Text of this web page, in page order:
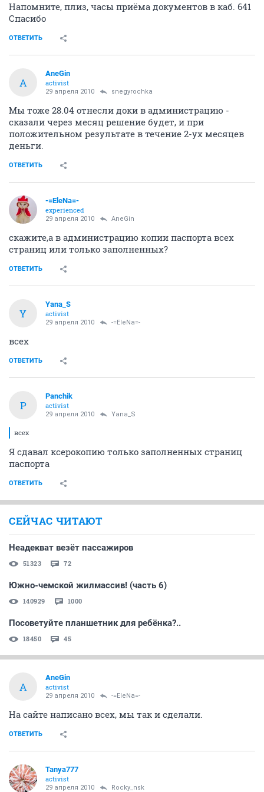
Напомните, плиз, часы приёма документов в каб. 641
Спасибо
ОТВЕТИТЬ
A
AneGin
activist
29 апреля 2010 snegyrochka
Мы тоже 28.04 отнесли доки в администрацию -
сказали через месяц решение будет, и при
положительном результате в течение 2-ух месяцев
деньги.
ОТВЕТИТЬ
-=EleNa=-
experienced
29 апреля 2010 AneGin
скажите,а в администрацию копии паспорта всех
страниц или только заполненных?
ОТВЕТИТЬ
Y
Yana_S
activist
29 апреля 2010 -=EleNa=-
всех
ОТВЕТИТЬ
P
Panchik
activist
29 апреля 2010 Yana_S
всех
Я сдавал ксерокопию только заполненных страниц
паспорта
ОТВЕТИТЬ
СЕЙЧАС ЧИТАЮТ
Неадекват везёт пассажиров
51323 72
Южно-чемской жилмассив! (часть 6)
140929 1000
Посоветуйте планшетник для ребёнка?..
18450 45
A
AneGin
activist
29 апреля 2010 -=EleNa=-
На сайте написано всех, мы так и сделали.
ОТВЕТИТЬ
Tanya777
activist
29 апреля 2010 Rocky_nsk